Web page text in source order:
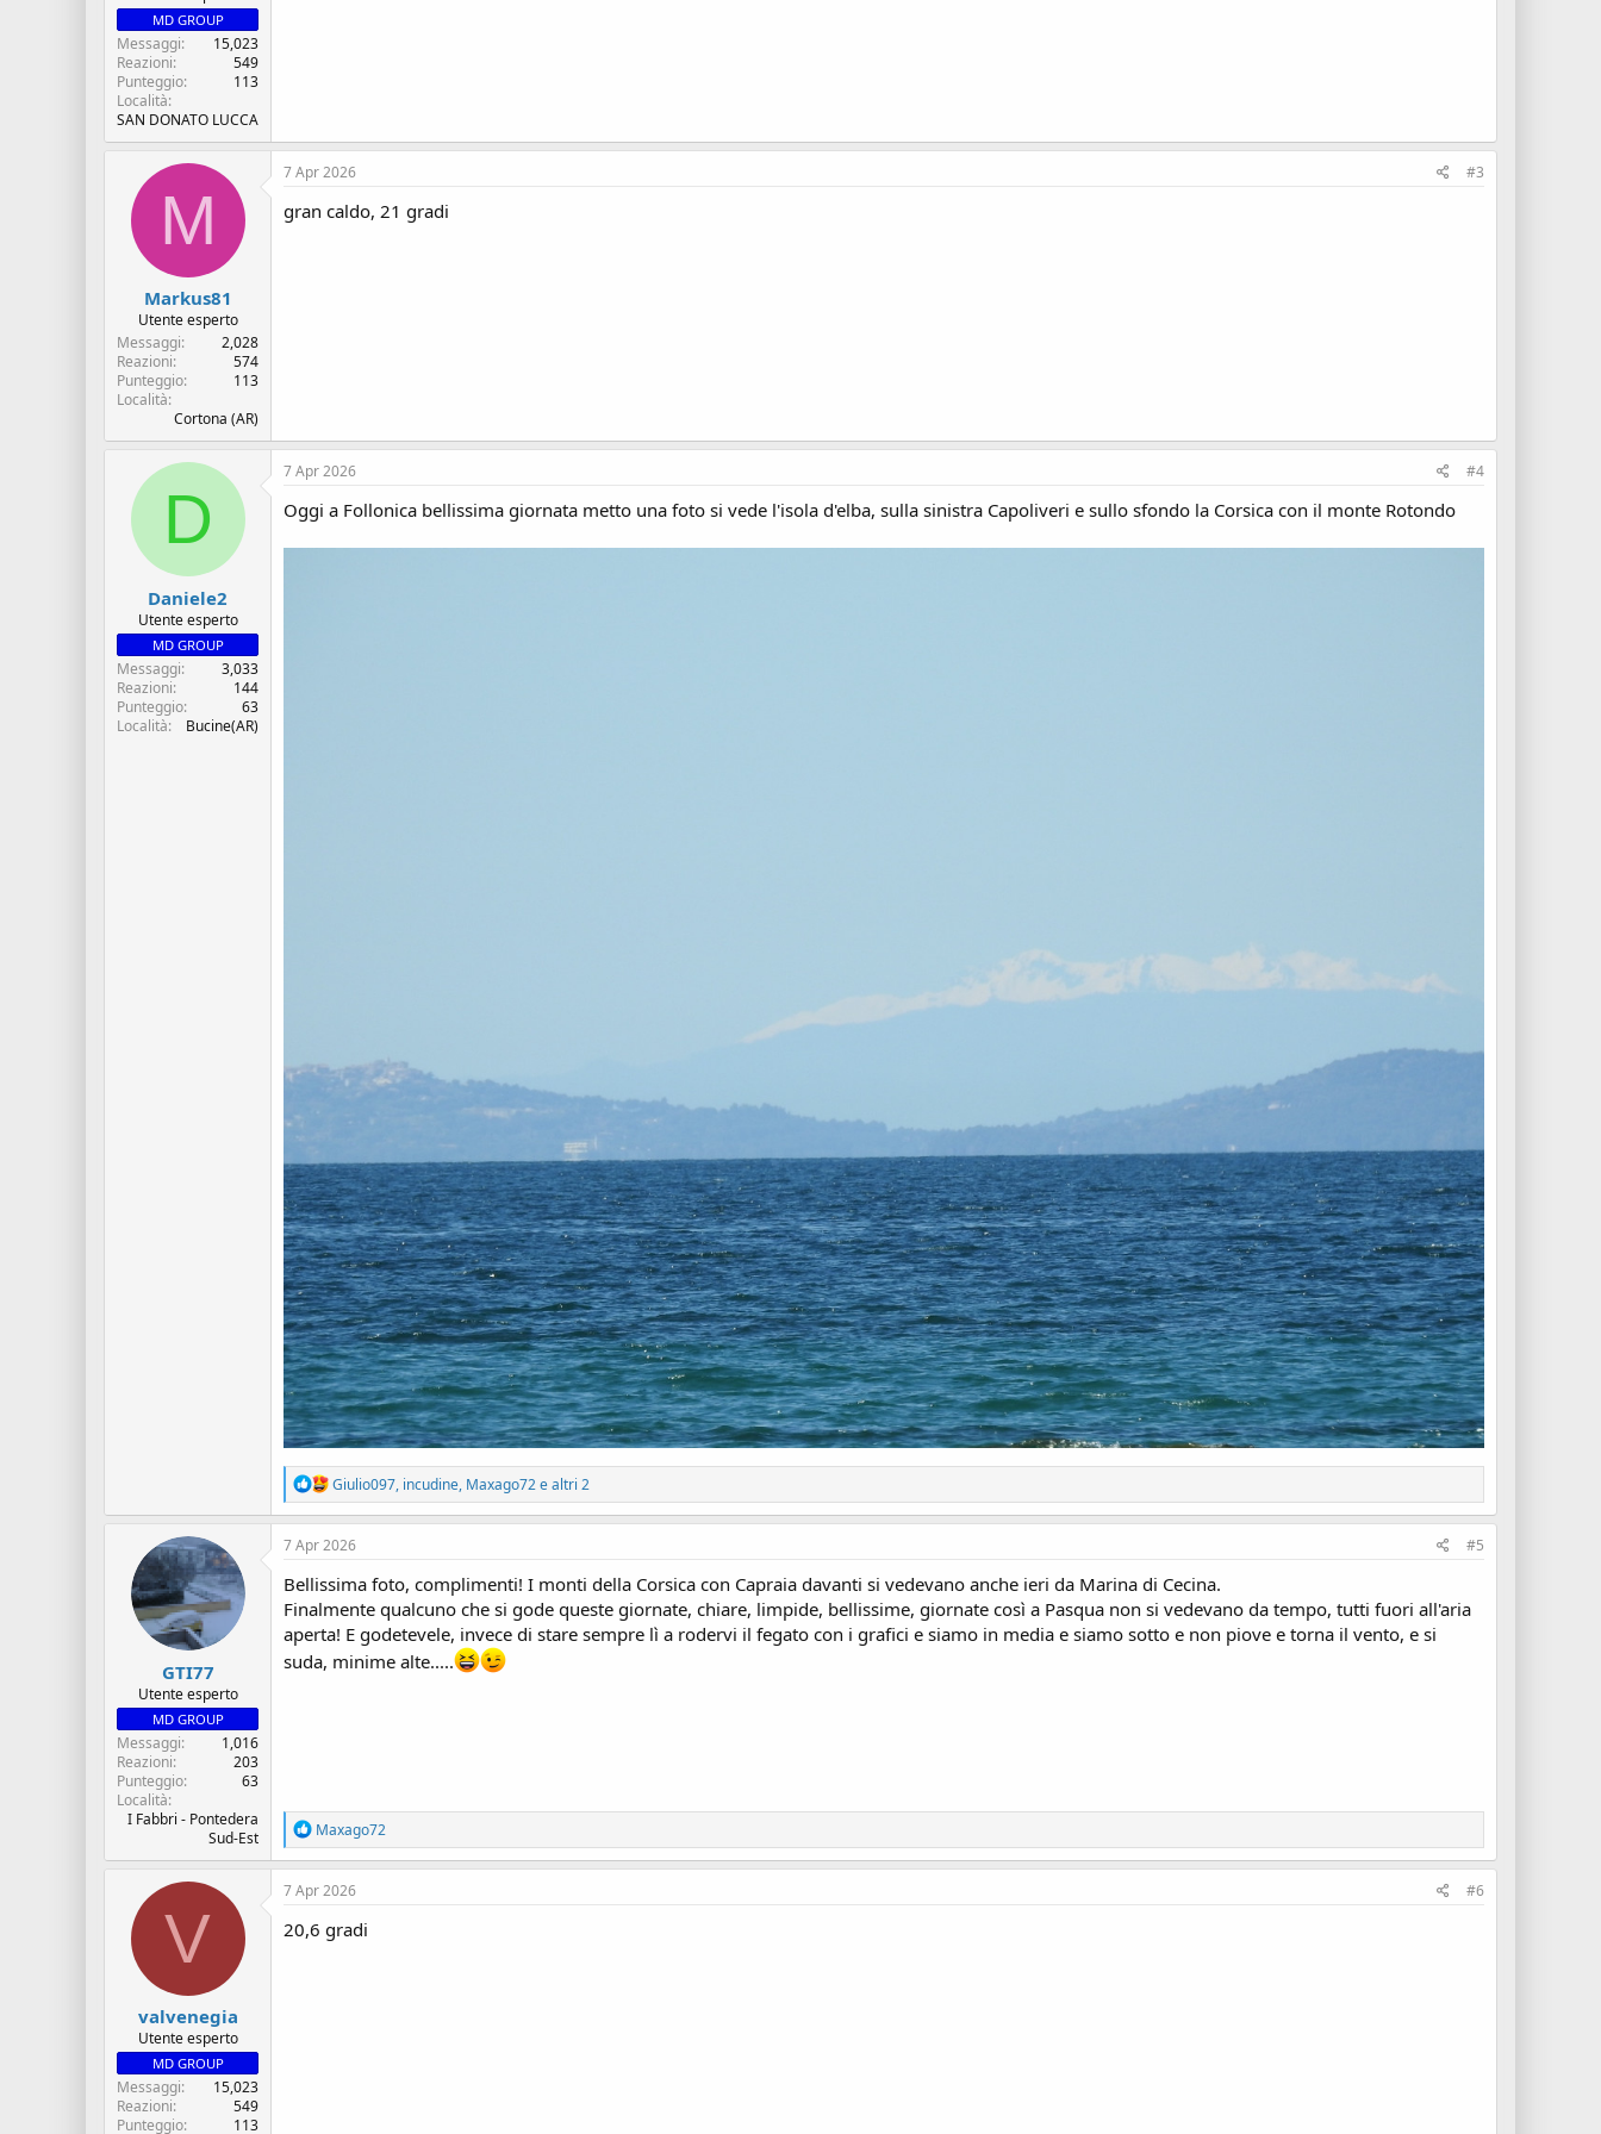
MD GROUP
Messaggi
15,023
Reazioni
549
Punteggio
113
Località
SAN DONATO LUCCA
M
Markus81
Utente esperto
Messaggi
2,028
Reazioni
574
Punteggio
113
Località
Cortona (AR)
7 Apr 2026 #3
gran caldo, 21 gradi
D
Daniele2
Utente esperto
MD GROUP
Messaggi
3,033
Reazioni
144
Punteggio
63
Località
Bucine(AR)
7 Apr 2026 #4
Oggi a Follonica bellissima giornata metto una foto si vede l'isola d'elba, sulla sinistra Capoliveri e sullo sfondo la Corsica con il monte Rotondo
R
e
a
z
o
n
i
:
Giulio097, incudine, Maxago72e altri 2
GTI77
Utente esperto
MD GROUP
Messaggi
1,016
Reazioni
203
Punteggio
63
Località
I Fabbri - Pontedera
Sud-Est
7 Apr 2026 #5
Bellissima foto, complimenti! I monti della Corsica con Capraia davanti si vedevano anche ieri da Marina di Cecina.
Finalmente qualcuno che si gode queste giornate, chiare, limpide, bellissime, giornate così a Pasqua non si vedevano da tempo, tutti fuori all'aria
aperta! E godetevele, invece di stare sempre lì a rodervi il fegato con i grafici e siamo in media e siamo sotto e non piove e torna il vento, e si
suda, minime alte.....
R
e
a
z
o
n
Maxago72
V
valvenegia
Utente esperto
MD GROUP
Messaggi
15,023
Reazioni
549
Punteggio
113
7 Apr 2026 #6
20,6 gradi